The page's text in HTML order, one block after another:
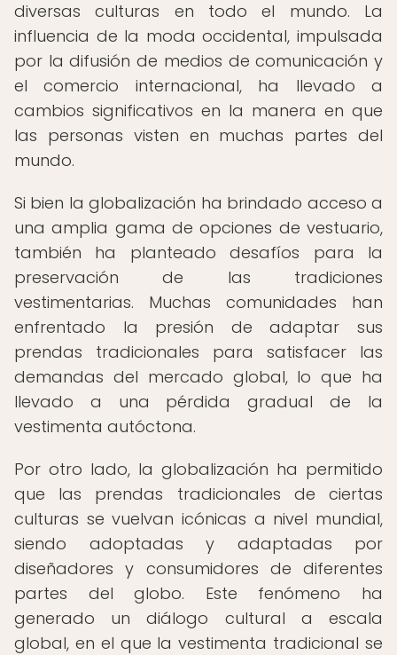
diversas culturas en todo el mundo. La
influencia de la moda occidental, impulsada
por la difusión de medios de comunicación y
el comercio internacional, ha llevado a
cambios significativos en la manera en que
las personas visten en muchas partes del
mundo.
Si bien la globalización ha brindado acceso a
una amplia gama de opciones de vestuario,
también ha planteado desafíos para la
preservación de las tradiciones
vestimentarias. Muchas comunidades han
enfrentado la presión de adaptar sus
prendas tradicionales para satisfacer las
demandas del mercado global, lo que ha
llevado a una pérdida gradual de la
vestimenta autóctona.
Por otro lado, la globalización ha permitido
que las prendas tradicionales de ciertas
culturas se vuelvan icónicas a nivel mundial,
siendo adoptadas y adaptadas por
diseñadores y consumidores de diferentes
partes del globo. Este fenómeno ha
generado un diálogo cultural a escala
global, en el que la vestimenta tradicional se